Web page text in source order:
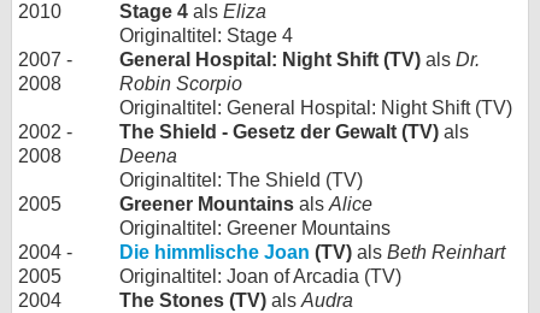
2010
Stage 4 als Eliza
Originaltitel: Stage 4
2007 -
2008
General Hospital: Night Shift (TV) als Dr.
Robin Scorpio
Originaltitel: General Hospital: Night Shift (TV)
2002 -
2008
The Shield - Gesetz der Gewalt (TV) als
Deena
Originaltitel: The Shield (TV)
2005
Greener Mountains als Alice
Originaltitel: Greener Mountains
2004 -
2005
Die himmlische Joan (TV) als Beth Reinhart
Originaltitel: Joan of Arcadia (TV)
2004
The Stones (TV) als Audra